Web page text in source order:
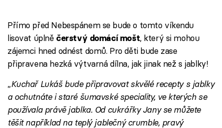
Přímo před Nebespánem se bude o tomto víkendu
lisovat úplně čerstvý domácí mošt, který si mohou
zájemci hned odnést domů. Pro děti bude zase
připravena hezká výtvarná dílna, jak jinak než s jablky!
„Kuchař Lukáš bude připravovat skvělé recepty s jablky
a ochutnáte i staré šumavské speciality, ve kterých se
používala právě jablka. Od cukrářky Jany se můžete
těšit například na teplý jablečný crumble, pravý